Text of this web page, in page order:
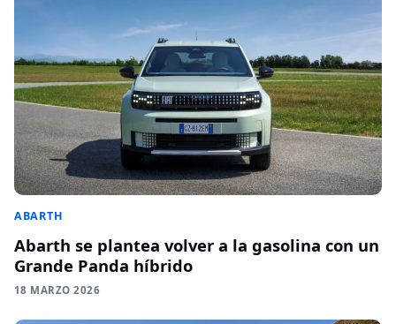
ABARTH
Abarth se plantea volver a la gasolina con un
Grande Panda híbrido
18 MARZO 2026